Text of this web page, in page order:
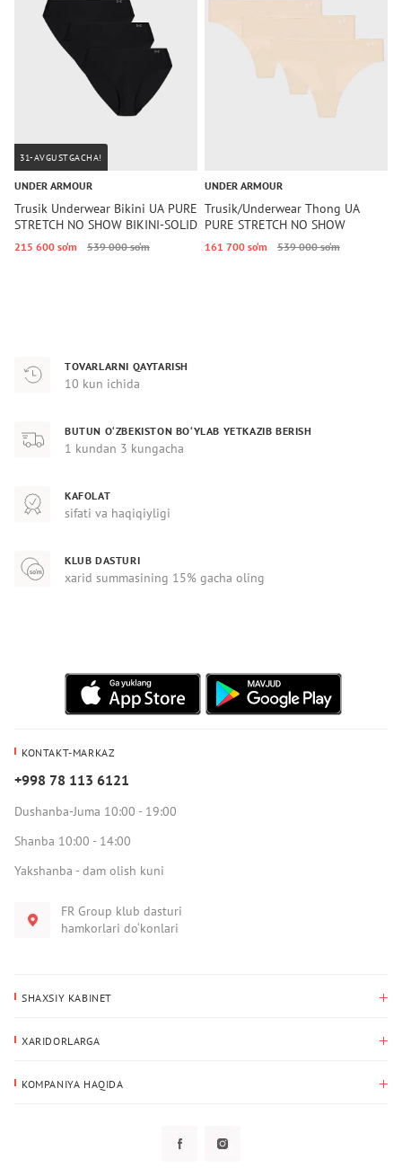
31-AVGUSTGACHA!
UNDER ARMOUR
Trusik Underwear Bikini UA PURE
STRETCH NO SHOW BIKINI-SOLID
3PK Under Armour
215 600 so‘m 539 000 so‘m
UNDER ARMOUR
Trusik/Underwear Thong UA
PURE STRETCH NO SHOW
THONG -SOLID 3PK Under
161 700 so‘m 539 000 so‘m
TOVARLARNI QAYTARISH
10 kun ichida
BUTUN O‘ZBEKISTON BO‘YLAB YETKAZIB BERISH
1 kundan 3 kungacha
KAFOLAT
sifati va haqiqiyligi
KLUB DASTURI
xarid summasining 15% gacha oling
KONTAKT-MARKAZ
+998 78 113 6121
Dushanba-Juma 10:00 - 19:00
Shanba 10:00 - 14:00
Yakshanba - dam olish kuni
FR Group klub dasturi
hamkorlari do‘konlari
SHAXSIY KABINET
Yetkazib berish manzili
XARIDORLARGA
KOMPANIYA HAQIDA